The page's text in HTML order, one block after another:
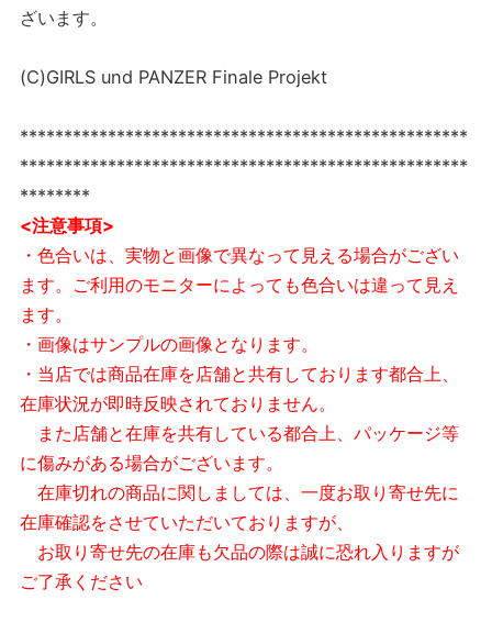
ざいます。
(C)GIRLS und PANZER Finale Projekt
***************************************************
***************************************************
********
<注意事項>
・色合いは、実物と画像で異なって見える場合がござい
ます。ご利用のモニターによっても色合いは違って見え
ます。
・画像はサンプルの画像となります。
・当店では商品在庫を店舗と共有しております都合上、
在庫状況が即時反映されておりません。
また店舗と在庫を共有している都合上、パッケージ等
に傷みがある場合がございます。
在庫切れの商品に関しましては、一度お取り寄せ先に
在庫確認をさせていただいておりますが、
お取り寄せ先の在庫も欠品の際は誠に恐れ入りますが
ご了承ください